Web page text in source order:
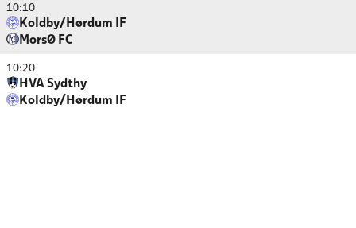
10:10
Koldby/Hørdum IF
MorsØ FC
10:20
HVA Sydthy
Koldby/Hørdum IF